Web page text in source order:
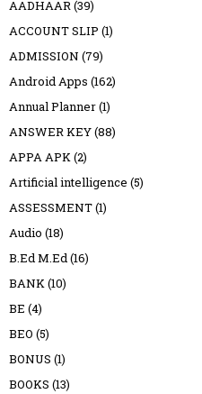
AADHAAR(39)
ACCOUNT SLIP (1)
ADMISSION (79)
Android Apps (162)
Annual Planner(1)
ANSWER KEY(88)
APPA APK(2)
Artificial intelligence (5)
ASSESSMENT(1)
Audio (18)
B.Ed M.Ed(16)
BANK(10)
BE (4)
BEO (5)
BONUS (1)
BOOKS (13)